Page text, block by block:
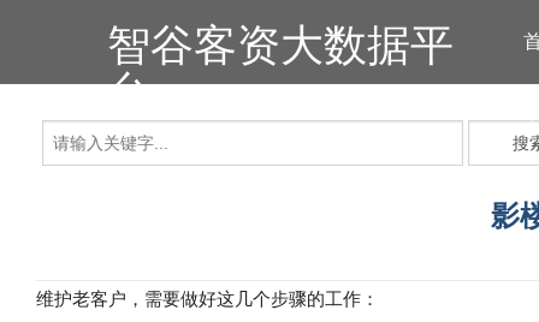
智谷客资大数据平
台
搜
影
维护老客户，需要做好这几个步骤的工作：